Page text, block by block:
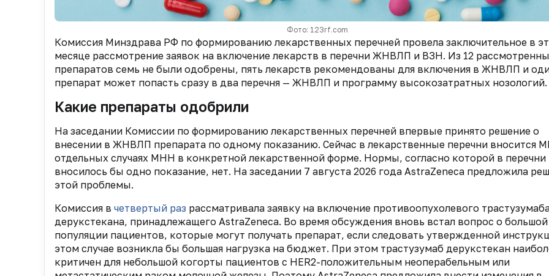
Фото: 123rf.com
Комиссия Минздрава РФ по формированию лекарственных перечней провела заключительное в
месяце рассмотрение заявок на включение лекарств в перечни ЖНВЛП и ВЗН. Из 12
препаратов семь не были одобрены, пять лекарств рекомендованы для включения в ЖНВЛП и
препарат может попасть сразу в два перечня — ЖНВЛП и программу высокозатратных нозологий.
Какие препараты одобрили
На заседании Комиссии по формированию лекарственных перечней впервые принято решение о
внесении в ЖНВЛП препарата по одному показанию. Сейчас в лекарственные перечни вносится
отдельных случаях МНН в конкретной лекарственной форме. Нормы, согласно которой в перечни
вносилось бы одно показание, нет. На заседании 7 августа 2026 года AstraZeneca предложила
этой проблемы.
Комиссия в четвертый раз рассматривала заявку на включение противоопухолевого
дерукстекана, принадлежащего AstraZeneca. Во время обсуждения вновь встал вопрос о большой
популяции пациентов, которые могут получать препарат, если следовать утвержденной
этом случае возникла бы большая нагрузка на бюджет. При этом трастузумаб дерукстекан
критичен для небольшой когорты пациентов с HER2-положительным неоперабельным или